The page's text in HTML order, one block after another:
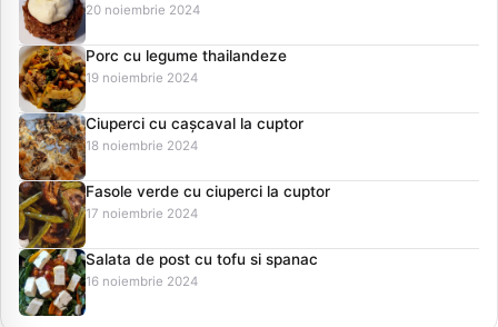
20 noiembrie 2024
Porc cu legume thailandeze
19 noiembrie 2024
Ciuperci cu cașcaval la cuptor
18 noiembrie 2024
Fasole verde cu ciuperci la cuptor
17 noiembrie 2024
Salata de post cu tofu si spanac
16 noiembrie 2024